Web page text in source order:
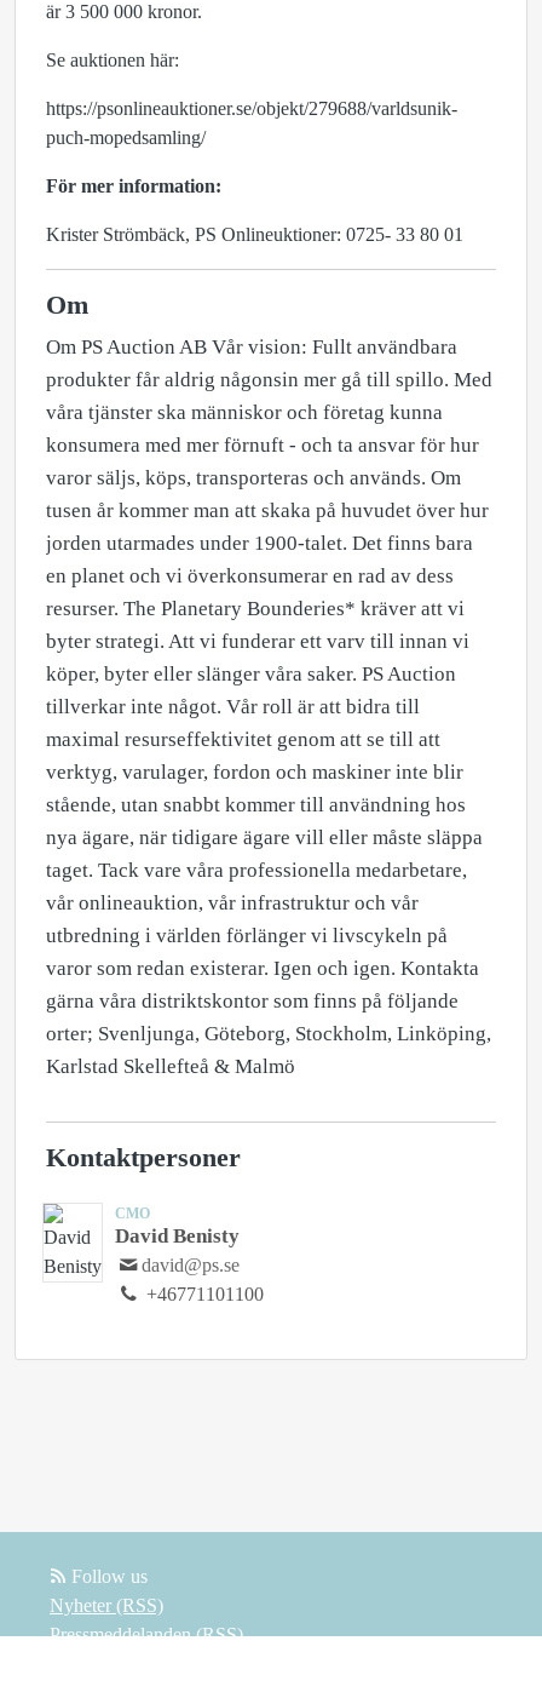
är 3 500 000 kronor.
Se auktionen här:
https://psonlineauktioner.se/objekt/279688/varldsunik-
puch-mopedsamling/
För mer information:
Krister Strömbäck, PS Onlineuktioner: 0725- 33 80 01
Om
Om PS Auction AB Vår vision: Fullt användbara
produkter får aldrig någonsin mer gå till spillo. Med
våra tjänster ska människor och företag kunna
konsumera med mer förnuft - och ta ansvar för hur
varor säljs, köps, transporteras och används. Om
tusen år kommer man att skaka på huvudet över hur
jorden utarmades under 1900-talet. Det finns bara
en planet och vi överkonsumerar en rad av dess
resurser. The Planetary Bounderies* kräver att vi
byter strategi. Att vi funderar ett varv till innan vi
köper, byter eller slänger våra saker. PS Auction
tillverkar inte något. Vår roll är att bidra till
maximal resurseffektivitet genom att se till att
verktyg, varulager, fordon och maskiner inte blir
stående, utan snabbt kommer till användning hos
nya ägare, när tidigare ägare vill eller måste släppa
taget. Tack vare våra professionella medarbetare,
vår onlineauktion, vår infrastruktur och vår
utbredning i världen förlänger vi livscykeln på
varor som redan existerar. Igen och igen. Kontakta
gärna våra distriktskontor som finns på följande
orter; Svenljunga, Göteborg, Stockholm, Linköping,
Karlstad Skellefteå & Malmö
Kontaktpersoner
CMO
David Benisty
david@ps.se
+46771101100
Follow us
Nyheter (RSS)
Pressmeddelanden (RSS)